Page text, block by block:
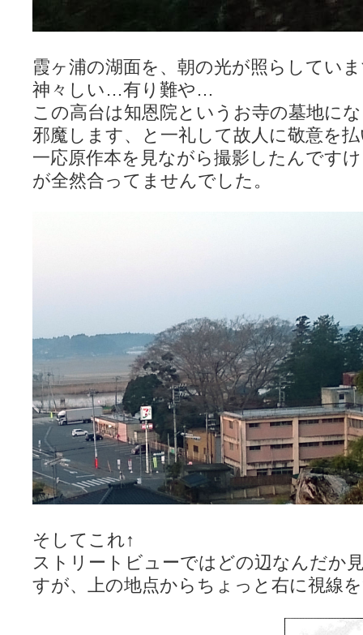
霞ヶ浦の湖面を、朝の光が照らしてい
神々しい…有り難や…
この高台は知恩院というお寺の墓地に
邪魔します、と一礼して故人に敬意を
一応原作本を見ながら撮影したんです
が全然合ってませんでした。
そしてこれ↑
ストリートビューではどの辺なんだか
すが、上の地点からちょっと右に視線